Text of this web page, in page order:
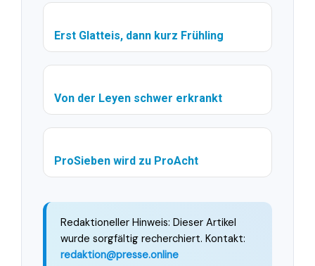
Erst Glatteis, dann kurz Frühling
Von der Leyen schwer erkrankt
ProSieben wird zu ProAcht
Redaktioneller Hinweis: Dieser Artikel
wurde sorgfältig recherchiert. Kontakt:
redaktion@presse.online